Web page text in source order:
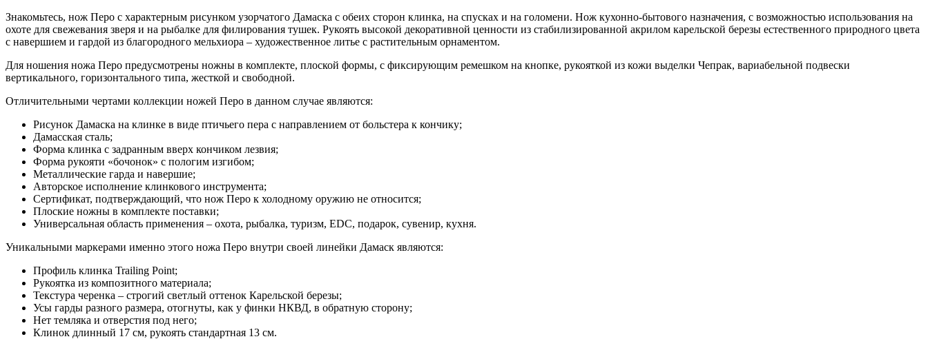
Знакомьтесь, нож Перо с характерным рисунком узорчатого Дамаска с обеих сторон клинка, на спусках и на голомени. Нож кухонно-бытового назначения, с возможностью использования на
охоте для свежевания зверя и на рыбалке для филирования тушек. Рукоять высокой декоративной ценности из стабилизированной акрилом карельской березы естественного природного цвета
с навершием и гардой из благородного мельхиора – художественное литье с растительным орнаментом.
Для ношения ножа Перо предусмотрены ножны в комплекте, плоской формы, с фиксирующим ремешком на кнопке, рукояткой из кожи выделки Чепрак, вариабельной подвески
вертикального, горизонтального типа, жесткой и свободной.
Отличительными чертами коллекции ножей Перо в данном случае являются:
Рисунок Дамаска на клинке в виде птичьего пера с направлением от больстера к кончику;
Дамасская сталь;
Форма клинка с задранным вверх кончиком лезвия;
Форма рукояти «бочонок» с пологим изгибом;
Металлические гарда и навершие;
Авторское исполнение клинкового инструмента;
Сертификат, подтверждающий, что нож Перо к холодному оружию не относится;
Плоские ножны в комплекте поставки;
Универсальная область применения – охота, рыбалка, туризм, EDC, подарок, сувенир, кухня.
Уникальными маркерами именно этого ножа Перо внутри своей линейки Дамаск являются:
Профиль клинка Trailing Point;
Рукоятка из композитного материала;
Текстура черенка – строгий светлый оттенок Карельской березы;
Усы гарды разного размера, отогнуты, как у финки НКВД, в обратную сторону;
Нет темляка и отверстия под него;
Клинок длинный 17 см, рукоять стандартная 13 см.